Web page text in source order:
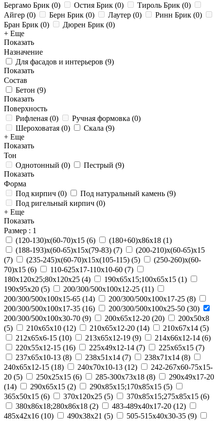
Бергамо Брик (0) Остия Брик (0) Тироль Брик (0)
Айгер (0) Берн Брик (0) Лаутер (0) Ринн Брик (0)
Бран Брик (0) Дюрен Брик (0)
+ Еще
Показать
Назначение
Для фасадов и интерьеров (9)
Показать
Состав
Бетон (9)
Показать
Поверхность
Рифленая (0) Ручная формовка (0)
Шероховатая (0) Скала (9)
+ Еще
Показать
Тон
Однотонный (0) Пестрый (9)
Показать
Форма
Под кирпич (0) Под натуральный камень (9)
Под ригельный кирпич (0)
+ Еще
Показать
Размер : 1
(120-130)х(60-70)х15 (6) (180+60)х86х18 (1)
(188-193)х(60-65)х15х(79-83) (7)
(200-210)х(60-65)х15
(7) (235-245)х(60-70)х15х(105-115) (5)
(250-260)х(60-
70)х15 (6) 110-625x17-110x10-60 (7)
180х120х25;80х120х25 (4) 190х65х15;100х65х15 (1)
190х95х20 (5) 200/300/500x100x12-25 (11)
200/300/500x100x15-65 (14) 200/300/500x100x17-25 (8)
200/300/500x100x17-35 (16) 200/300/500x100x25-50 (30)
200/300/500x100x30-70 (9) 200x65x12-20 (20)
200х50х8
(5) 210x65x10 (12) 210x65x12-20 (14) 210х67х14 (5)
212x65x6-15 (10) 213x65x12-19 (9) 214x66x12-14 (6)
220x55x12-15 (16) 225x49x12-14 (7) 225х65х15 (7)
237x65x10-13 (8) 238х51х14 (7) 238х71х14 (8)
240x65x12-15 (18) 240x70x10-13 (12)
242-267x60-75x15-
20 (5) 250x25x15 (6) 285-300x73x18 (8)
290x49x17-20
(14) 290х65х15 (2) 290х85х15;170х85х15 (5)
365х50х15 (6) 370х120х25 (5) 370х85х15;275х85х15 (6)
380х86х18;280х86х18 (2) 483-489x40x17-20 (12)
485х42х16 (10) 490х38х21 (5) 505-515x40x30-35 (9)